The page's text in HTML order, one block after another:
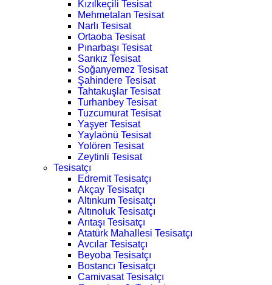
Kızılkeçili Tesisat
Mehmetalan Tesisat
Narlı Tesisat
Ortaoba Tesisat
Pınarbaşı Tesisat
Sarıkız Tesisat
Soğanyemez Tesisat
Şahindere Tesisat
Tahtakuşlar Tesisat
Turhanbey Tesisat
Tuzcumurat Tesisat
Yaşyer Tesisat
Yaylaönü Tesisat
Yolören Tesisat
Zeytinli Tesisat
Tesisatçı
Edremit Tesisatçı
Akçay Tesisatçı
Altınkum Tesisatçı
Altınoluk Tesisatçı
Arıtaşı Tesisatçı
Atatürk Mahallesi Tesisatçı
Avcılar Tesisatçı
Beyoba Tesisatçı
Bostancı Tesisatçı
Camivasat Tesisatçı